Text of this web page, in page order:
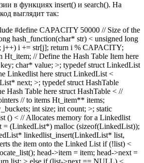
в функциях insert() и search(). На
выглядит так:
#define CAPACITY 50000 // Size of the
hash_function(char* str) < unsigned long
j++) i += str[j]; return i % CAPACITY;
Ht_item; // Define the Hash Table Item here
char* value; >; typedef struct LinkedList
Linkedlist here struct LinkedList <
next; >; typedef struct HashTable
Hash Table here struct HashTable < //
// to items Ht_item** items;
int size; int count; >; static
() < // Allocates memory for a Linkedlist
= (LinkedList*) malloc (sizeof(LinkedList));
linkedlist_insert(LinkedList* list,
the item onto the Linked List if (!list) <
head->item = item; head->next =